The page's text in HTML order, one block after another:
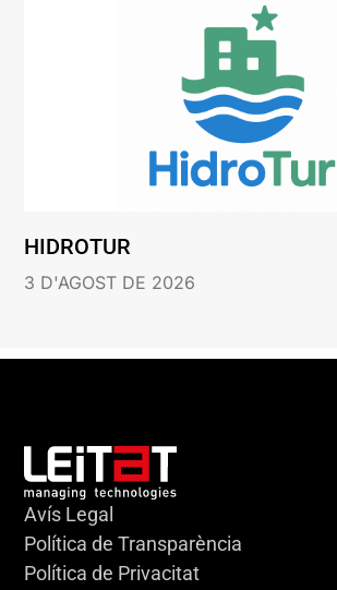
HIDROTUR
3 D'AGOST DE 2026
Avís Legal
Política de Transparència
Política de Privacitat